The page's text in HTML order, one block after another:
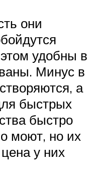
они
удобны в
Минус в
а
быстрых
быстро
моют, но их
у них